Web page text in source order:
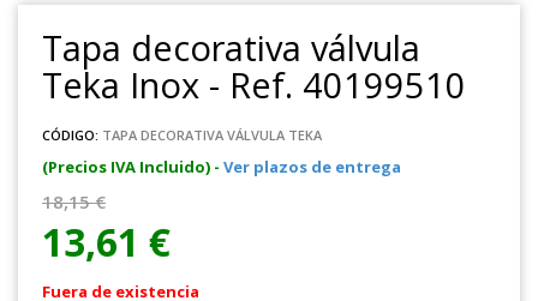
Tapa decorativa válvula
Teka Inox - Ref. 40199510
CÓDIGO: TAPA DECORATIVA VÁLVULA TEKA
(Precios IVA Incluido) - Ver plazos de entrega
18,15 €
13,61 €
Fuera de existencia